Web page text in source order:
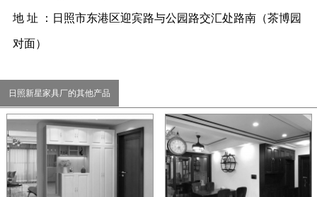
地 址 ：日照市东港区迎宾路与公园路交汇处路南（茶博园
对面）
日照新星家具厂的其他产品